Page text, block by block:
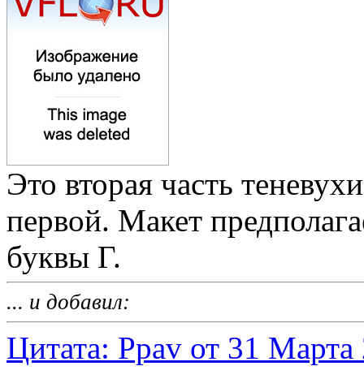
Это вторая часть
первой. Макет
буквы Г.
... и добавил:
Цитата: Ppav от 31